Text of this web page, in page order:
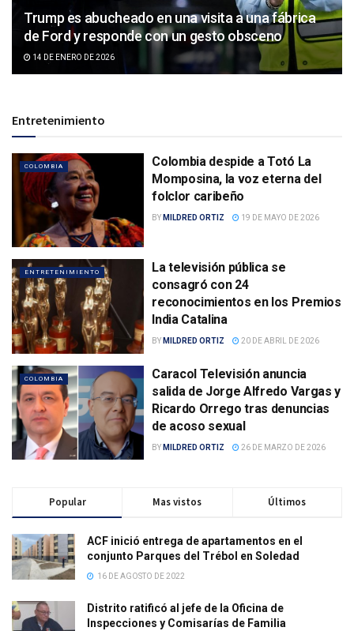
Trump es abucheado en una visita a una fábrica
de Ford y responde con un gesto obsceno
14 DE ENERO DE 2026
Entretenimiento
COLOMBIA
Colombia despide a Totó La
Momposina, la voz eterna del
folclor caribeño
BY MILDRED ORTIZ 19 DE MAYO DE 2026
ENTRETENIMIENTO
La televisión pública se
consagró con 24
reconocimientos en los Premios
India Catalina
BY MILDRED ORTIZ 20 DE ABRIL DE 2026
COLOMBIA
Caracol Televisión anuncia
salida de Jorge Alfredo Vargas y
Ricardo Orrego tras denuncias
de acoso sexual
BY MILDRED ORTIZ 26 DE MARZO DE 2026
Popular Mas vistos Últimos
ACF inició entrega de apartamentos en el
conjunto Parques del Trébol en Soledad
16 DE AGOSTO DE 2022
Distrito ratificó al jefe de la Oficina de
Inspecciones y Comisarías de Familia